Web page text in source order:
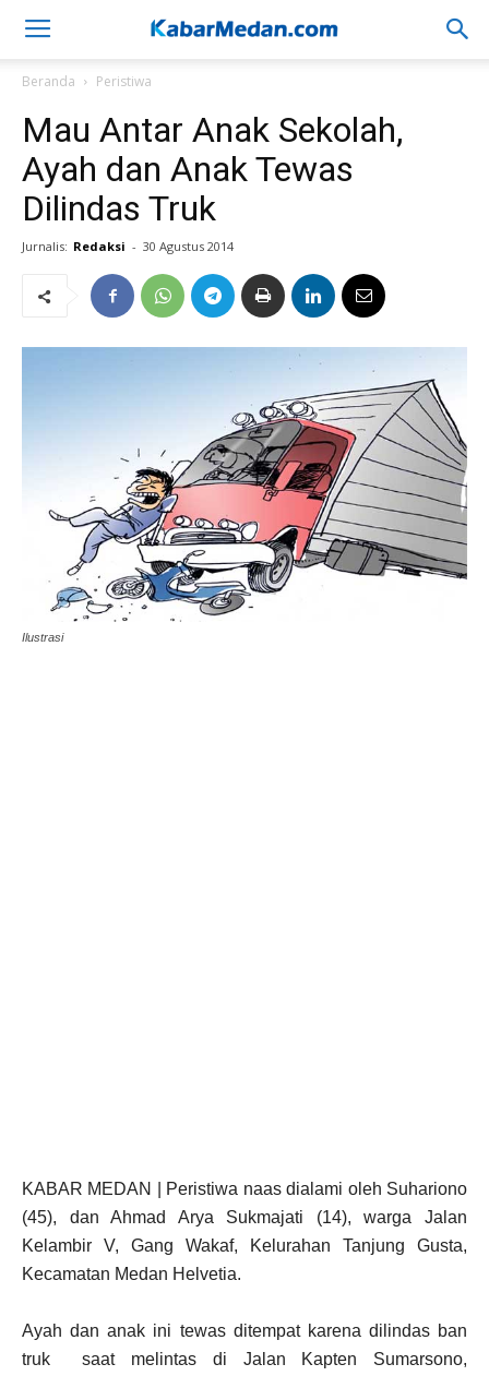
Beranda Peristiwa
Mau Antar Anak Sekolah,
Ayah dan Anak Tewas
Dilindas Truk
Jurnalis: Redaksi - 30 Agustus 2014
Ilustrasi
KABAR MEDAN | Peristiwa naas dialami oleh Suhariono
(45), dan Ahmad Arya Sukmajati (14), warga Jalan
Kelambir V, Gang Wakaf, Kelurahan Tanjung Gusta,
Kecamatan Medan Helvetia.
Ayah dan anak ini tewas ditempat karena dilindas ban
truk saat melintas di Jalan Kapten Sumarsono,